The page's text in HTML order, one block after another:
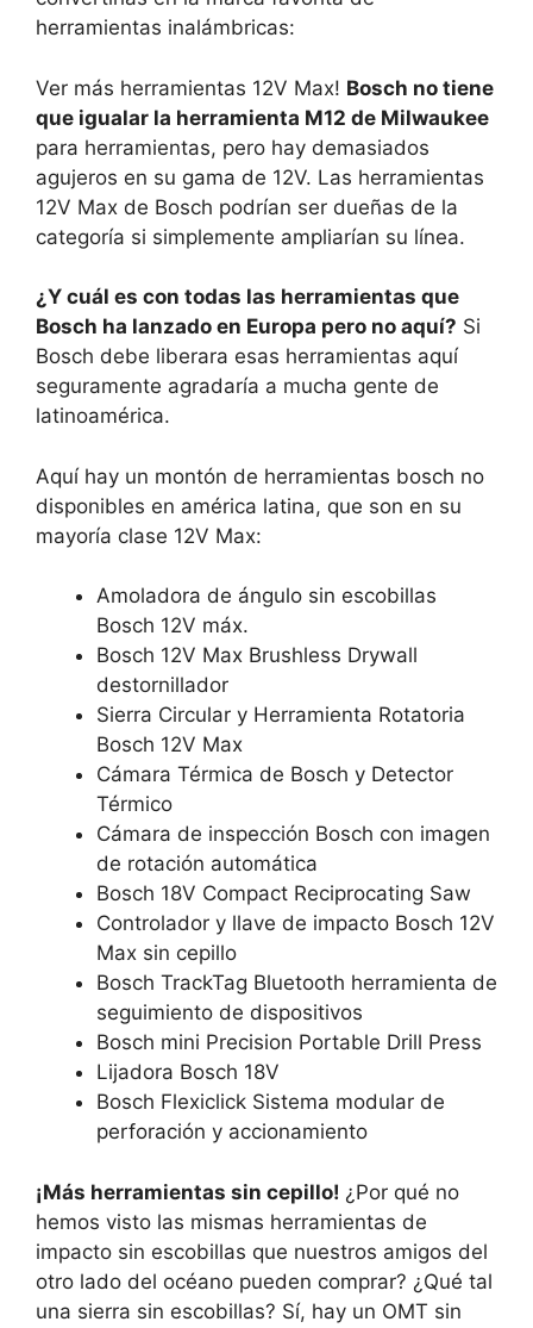
herramientas inalámbricas:
Ver más herramientas 12V Max! Bosch no tiene
que igualar la herramienta M12 de Milwaukee
para herramientas, pero hay demasiados
agujeros en su gama de 12V. Las herramientas
12V Max de Bosch podrían ser dueñas de la
categoría si simplemente ampliarían su línea.
¿Y cuál es con todas las herramientas que
Bosch ha lanzado en Europa pero no aquí? Si
Bosch debe liberara esas herramientas aquí
seguramente agradaría a mucha gente de
latinoamérica.
Aquí hay un montón de herramientas bosch no
disponibles en américa latina, que son en su
mayoría clase 12V Max:
Amoladora de ángulo sin escobillas
Bosch 12V máx.
Bosch 12V Max Brushless Drywall
destornillador
Sierra Circular y Herramienta Rotatoria
Bosch 12V Max
Cámara Térmica de Bosch y Detector
Térmico
Cámara de inspección Bosch con imagen
de rotación automática
Bosch 18V Compact Reciprocating Saw
Controlador y llave de impacto Bosch 12V
Max sin cepillo
Bosch TrackTag Bluetooth herramienta de
seguimiento de dispositivos
Bosch mini Precision Portable Drill Press
Lijadora Bosch 18V
Bosch Flexiclick Sistema modular de
perforación y accionamiento
¡Más herramientas sin cepillo! ¿Por qué no
hemos visto las mismas herramientas de
impacto sin escobillas que nuestros amigos del
otro lado del océano pueden comprar? ¿Qué tal
una sierra sin escobillas? Sí, hay un OMT sin